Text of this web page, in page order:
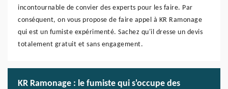
incontournable de convier des experts pour les faire. Par
conséquent, on vous propose de faire appel à KR Ramonage
qui est un fumiste expérimenté. Sachez qu'il dresse un devis
totalement gratuit et sans engagement.
KR Ramonage : le fumiste qui s'occupe des